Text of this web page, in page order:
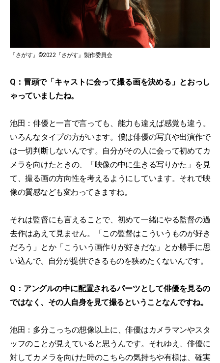
『さがす』©2022『さがす』製作委員会
Q：冒頭で「キャストに会って撮る画を決める」とおっし
ゃっていましたね。
池田：俳優と一言で言っても、能力も違えば感覚も違う。
いろんなタイプの方がいます。僕は俳優の写真や出演作で
は一切判断しないんです。自分がその人に会って初めてカ
メラを向けたときの、「映像の中に生きる写りかた」を見
て、撮る画の方向性を考えるようにしています。それで映
像の質感なども変わってきますね。
それは監督にも言えることで、初めて一緒にやる監督の過
去作はあえて見ません。「この監督はこういうものが好き
だろう」とか「こういう画作りが好きだな」とか勝手に思
い込んで、自分が提供できるものを狭めたくないんです。
Q：アングルの中に配置されるパーツとして俳優を見るの
ではなく、その人自身を見て撮るということなんですね。
池田：多分こっちの想像以上に、俳優はカメラマンやスタ
ッフのことが見えていると思うんです。それゆえ、俳優に
対してカメラを向けた時のこちらの気持ちや有様は、確実